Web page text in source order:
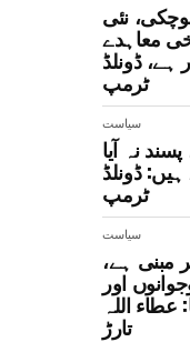
نئی
معاہدے
ہے، ڈونلڈ
ٹرمپ
سیاست
نہ آیا
ڈونلڈ
ٹرمپ
سیاست
پر مبنی ہے،
اور
عطاء اللہ
تارڑ